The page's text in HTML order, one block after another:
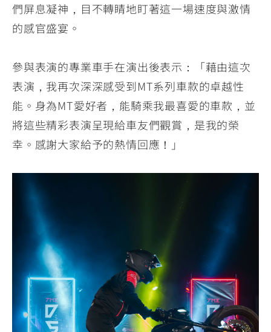
們屏息凝神，目不轉睛地盯著這一場速度與激情
的感官盛宴。
參與表演的專業車手在演出後表示：「藉由這次
表演，我再次深深感受到MT系列車款的卓越性
能。身為MT愛好者，能騎乘我最喜愛的車款，並
將這些精彩表演呈現給車友們觀賞，是我的榮
幸。感謝大家給予的熱情回應！」